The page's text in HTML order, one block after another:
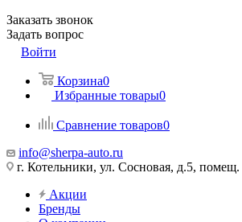
Заказать звонок
Задать вопрос
Войти
Корзина0
Избранные товары0
Сравнение товаров0
info@sherpa-auto.ru
г. Котельники, ул. Сосновая, д.5, помещ.
Акции
Бренды